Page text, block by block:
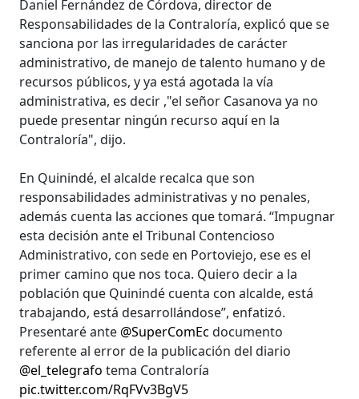
Daniel Fernández de Córdova, director de
Responsabilidades de la Contraloría, explicó que se
sanciona por las irregularidades de carácter
administrativo, de manejo de talento humano y de
recursos públicos, y ya está agotada la vía
administrativa, es decir ,"el señor Casanova ya no
puede presentar ningún recurso aquí en la
Contraloría", dijo.
En Quinindé, el alcalde recalca que son
responsabilidades administrativas y no penales,
además cuenta las acciones que tomará. “Impugnar
esta decisión ante el Tribunal Contencioso
Administrativo, con sede en Portoviejo, ese es el
primer camino que nos toca. Quiero decir a la
población que Quinindé cuenta con alcalde, está
trabajando, está desarrollándose”, enfatizó.
Presentaré ante @SuperComEc documento
referente al error de la publicación del diario
@el_telegrafo tema Contraloría
pic.twitter.com/RqFVv3BgV5